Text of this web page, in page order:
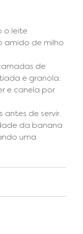
o leite
amido de milho
de
e granola.
e canela por
antes de servir.
da banana
uma